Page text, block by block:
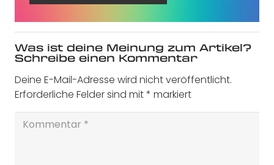
Was ist deine Meinung zum Artikel?
Schreibe einen Kommentar
Deine E-Mail-Adresse wird nicht veröffentlicht.
Erforderliche Felder sind mit* markiert